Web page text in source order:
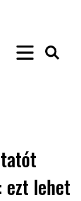
ezt lehet